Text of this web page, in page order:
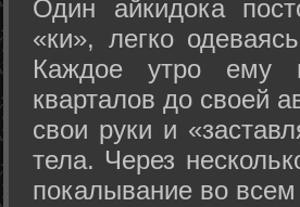
Один айкидока
«ки», легко
Каждое утро ему
кварталов до своей
свои руки и
тела. Через
покалывание во всем